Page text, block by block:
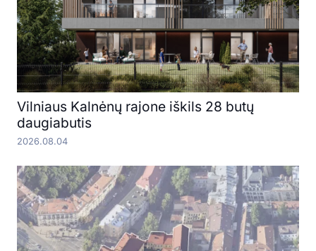
Vilniaus Kalnėnų rajone iškils 28 butų
daugiabutis
2026.08.04